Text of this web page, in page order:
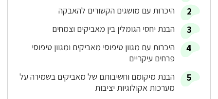
היכרות עם מושגים הקשורים להאבקה
הבנת יחסי הגומלין בין מאביקים וצמחים
היכרות עם מגוון טיפוסי מאביקים ומגוון טיפוסי
פרחים עיקריים
הבנת מיקומם וחשיבותם של מאביקים בשמירה על
מערכות אקולוגיות יציבות